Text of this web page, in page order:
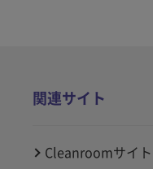
関連サイト
Cleanroomサイト